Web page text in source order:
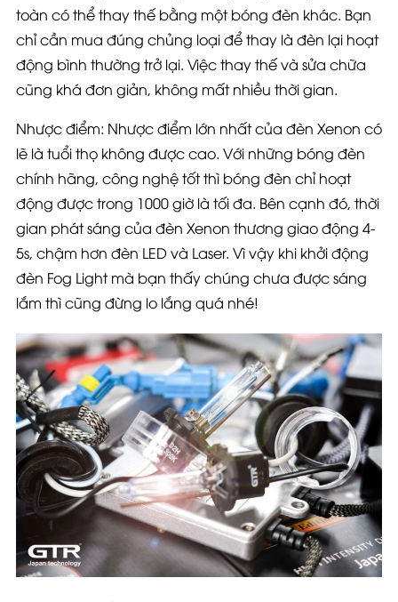
toàn có thể thay thế bằng một bóng đèn khác. Bạn
chỉ cần mua đúng chủng loại để thay là đèn lại hoạt
động bình thường trở lại. Việc thay thế và sửa chữa
cũng khá đơn giản, không mất nhiều thời gian.
Nhược điểm: Nhược điểm lớn nhất của đèn Xenon có
lẽ là tuổi thọ không được cao. Với những bóng đèn
chính hãng, công nghệ tốt thì bóng đèn chỉ hoạt
động được trong 1000 giờ là tối đa. Bên cạnh đó, thời
gian phát sáng của đèn Xenon thương giao động 4-
5s, chậm hơn đèn LED và Laser. Vì vậy khi khởi động
đèn Fog Light mà bạn thấy chúng chưa được sáng
lắm thì cũng đừng lo lắng quá nhé!